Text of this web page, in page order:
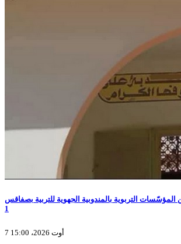
المؤسّسات التربوية بالمندوبية الجهوية للتربية بصفاقس
1
7 أوت 2026، 15:00